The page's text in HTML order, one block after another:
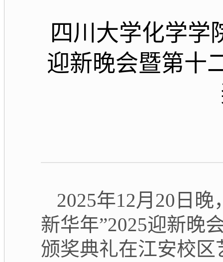
四川大学化学学
迎新晚会暨第十
2025年12月20日
新华年”2025迎新晚
颁奖典礼在江安校